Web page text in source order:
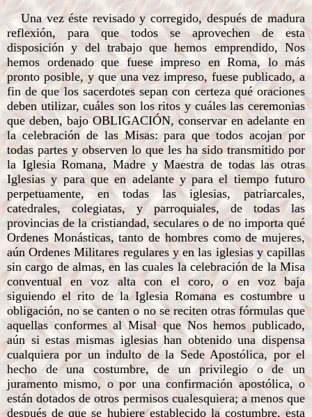
Una vez éste revisado y corregido, después de madura
reflexión, para que todos se aprovechen de esta
disposición y del trabajo que hemos emprendido, Nos
hemos ordenado que fuese impreso en Roma, lo más
pronto posible, y que una vez impreso, fuese publicado, a
fin de que los sacerdotes sepan con certeza qué oraciones
deben utilizar, cuáles son los ritos y cuáles las ceremonias
que deben, bajo OBLIGACIÓN, conservar en adelante en
la celebración de las Misas: para que todos acojan por
todas partes y observen lo que les ha sido transmitido por
la Iglesia Romana, Madre y Maestra de todas las otras
Iglesias y para que en adelante y para el tiempo futuro
perpetuamente, en todas las iglesias, patriarcales,
catedrales, colegiatas, y parroquiales, de todas las
provincias de la cristiandad, seculares o de no importa qué
Ordenes Monásticas, tanto de hombres como de mujeres,
aún Ordenes Militares regulares y en las iglesias y capillas
sin cargo de almas, en las cuales la celebración de la Misa
conventual en voz alta con el coro, o en voz baja
siguiendo el rito de la Iglesia Romana es costumbre u
obligación, no se canten o no se reciten otras fórmulas que
aquellas conformes al Misal que Nos hemos publicado,
aún si estas mismas iglesias han obtenido una dispensa
cualquiera por un indulto de la Sede Apostólica, por el
hecho de una costumbre, de un privilegio o de un
juramento mismo, o por una confirmación apostólica, o
están dotados de otros permisos cualesquiera; a menos que
después de que se hubiere establecido la costumbre, esta